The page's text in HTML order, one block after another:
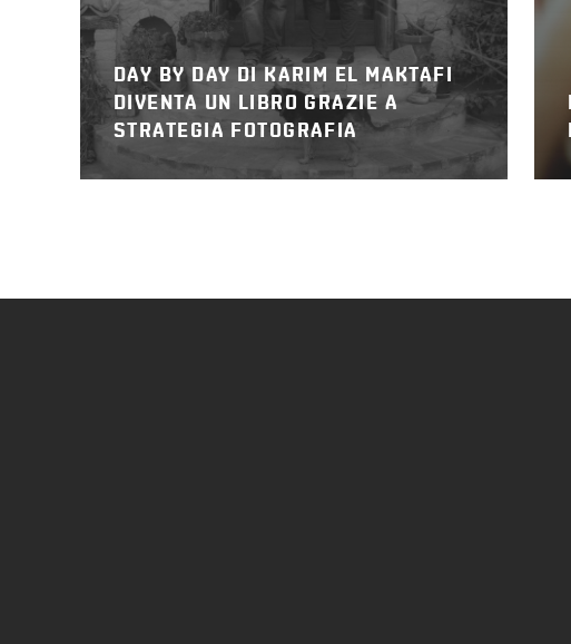
DAY BY DAY DI KARIM EL MAKTAFI
DIVENTA UN LIBRO GRAZIE A
STRATEGIA FOTOGRAFIA